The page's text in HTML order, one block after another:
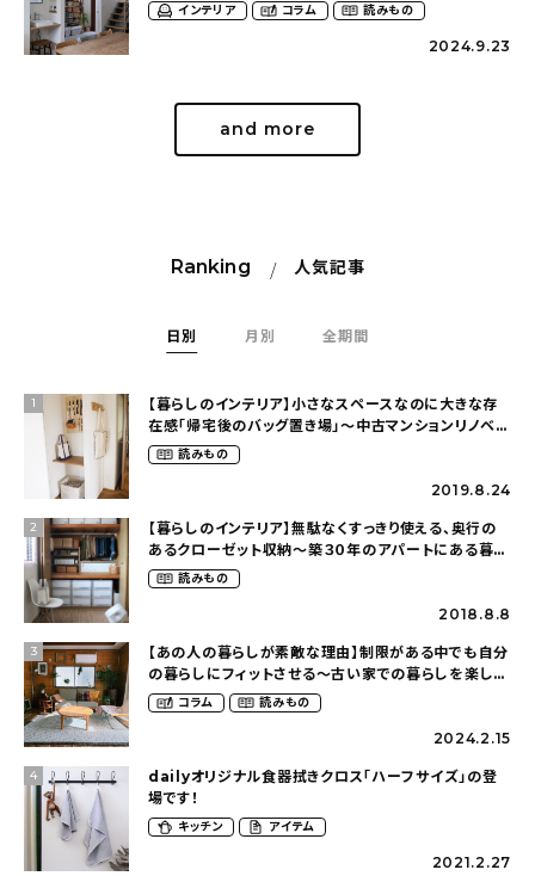
インテリア コラム 読みもの
2024.9.23
and more
Ranking 人気記事
日別 月別 全期間
1
【暮らしのインテリア】小さなスペースなのに大きな存
在感「帰宅後のバッグ置き場」～中古マンションリノベー
ションで叶えたコダワリの暮らし（cocoyuko___さ
ん）
読みもの
2019.8.24
2
【暮らしのインテリア】無駄なくすっきり使える、奥行の
あるクローゼット収納〜築３０年のアパートにある暮ら
し（mari_ppe_さん）
読みもの
2018.8.8
3
【あの人の暮らしが素敵な理由】制限がある中でも自分
の暮らしにフィットさせる〜古い家での暮らしを楽しむ
（idasanchiさん）
コラム 読みもの
2024.2.15
4
dailyオリジナル食器拭きクロス「ハーフサイズ」の登
場です！
キッチン アイテム
2021.2.27